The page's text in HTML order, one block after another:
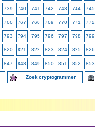
739 740 741 742 743 744 745
766 767 768 769 770 771 772
793 794 795 796 797 798 799
820 821 822 823 824 825 826
847 848 849 850 851 852 853
Zoek cryptogrammen